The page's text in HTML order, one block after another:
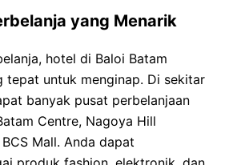
yang Menarik
hotel di Baloi Batam
tepat untuk menginap. Di sekitar
banyak pusat perbelanjaan
Centre, Nagoya Hill
Mall. Anda dapat